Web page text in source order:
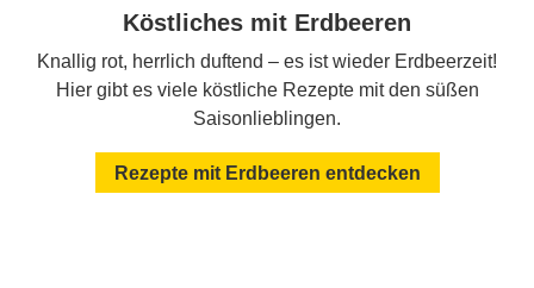
Köstliches mit Erdbeeren
Knallig rot, herrlich duftend – es ist wieder Erdbeerzeit!
Hier gibt es viele köstliche Rezepte mit den süßen
Saisonlieblingen.
Rezepte mit Erdbeeren entdecken